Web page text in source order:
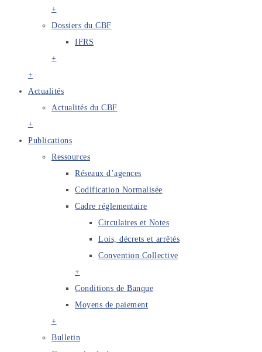
+
Dossiers du CBF
IFRS
+
+
Actualités
Actualités du CBF
+
Publications
Ressources
Réseaux d’agences
Codification Normalisée
Cadre réglementaire
Circulaires et Notes
Lois, décrets et arrêtés
Convention Collective
+
Conditions de Banque
Moyens de paiement
+
Bulletin